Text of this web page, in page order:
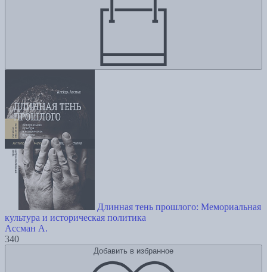
Длинная тень прошлого: Мемориальная
культура и историческая политика
Ассман А.
340
Добавить в избранное